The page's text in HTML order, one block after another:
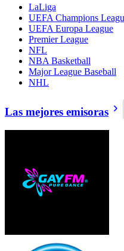
LaLiga
UEFA Champions
UEFA Europa League
Premier League
NFL
NBA Basketball
Major League Baseball
NHL
Las mejores emisoras